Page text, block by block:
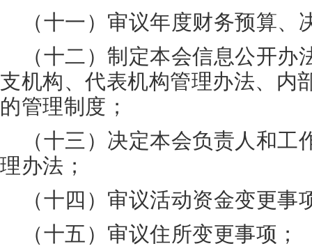
（十一）审议年度财务预算、
（十二）制定本会信息公开
支机构、代表机构管理办法、内
的管理制度；
（十三）决定本会负责人和
理办法；
（十四）审议活动资金变更事
（十五）审议住所变更事项；